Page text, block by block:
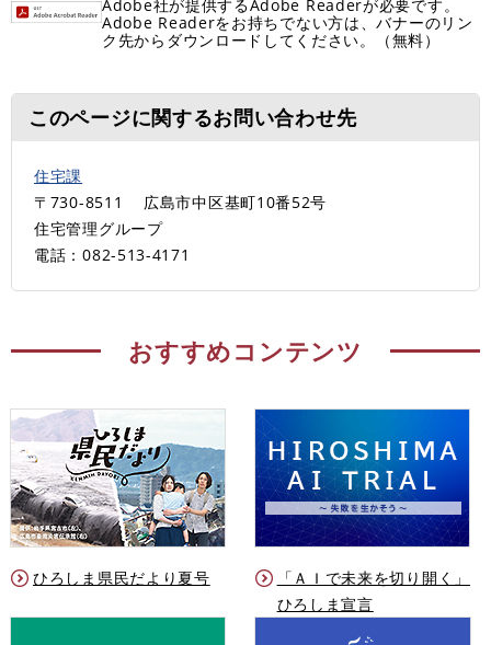
Adobe社が提供するAdobe Readerが必要です。
Adobe Readerをお持ちでない方は、バナーのリン
ク先からダウンロードしてください。（無料）
このページに関するお問い合わせ先
住宅課
〒730-8511
広島市中区基町10番52号
住宅管理グループ
電話：082-513-4171
おすすめコンテンツ
ひろしま県民だより夏号
「ＡＩで未来を切り開く」
ひろしま宣言